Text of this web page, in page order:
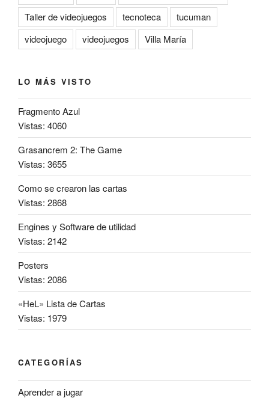
Taller de videojuegos
tecnoteca
tucuman
videojuego
videojuegos Villa María
LO MÁS VISTO
Fragmento Azul
Vistas: 4060
Grasancrem 2: The Game
Vistas: 3655
Como se crearon las cartas
Vistas: 2868
Engines y Software de utilidad
Vistas: 2142
Posters
Vistas: 2086
«HeL» Lista de Cartas
Vistas: 1979
CATEGORÍAS
Aprender a jugar